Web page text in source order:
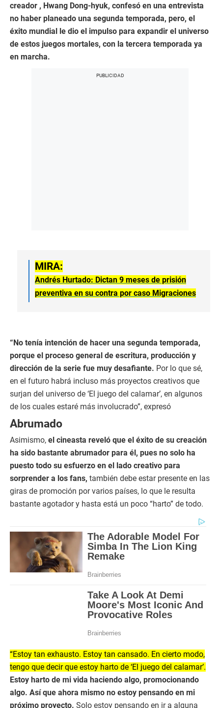
creador , Hwang Dong-hyuk, confesó en una entrevista
no haber planeado una segunda temporada, pero, el
éxito mundial le dio el impulso para expandir el universo
de estos juegos mortales, con la tercera temporada ya
en marcha.
MIRA:
Andrés Hurtado: Dictan 9 meses de prisión
preventiva en su contra por caso Migraciones
“No tenía intención de hacer una segunda temporada,
porque el proceso general de escritura, producción y
dirección de la serie fue muy desafiante. Por lo que sé,
en el futuro habrá incluso más proyectos creativos que
surjan del universo de ‘El juego del calamar’, en algunos
de los cuales estaré más involucrado”, expresó
Abrumado
Asimismo, el cineasta reveló que el éxito de su creación
ha sido bastante abrumador para él, pues no solo ha
puesto todo su esfuerzo en el lado creativo para
sorprender a los fans, también debe estar presente en las
giras de promoción por varios países, lo que le resulta
bastante agotador y hasta está un poco “harto” de todo.
“Estoy tan exhausto. Estoy tan cansado. En cierto modo,
tengo que decir que estoy harto de ‘El juego del calamar’.
Estoy harto de mi vida haciendo algo, promocionando
algo. Así que ahora mismo no estoy pensando en mi
próximo proyecto. Solo estoy pensando en ir a alguna